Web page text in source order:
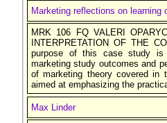
Marketing reflections on learning
MRK 106 FQ VALERI
INTERPRETATION OF THE
purpose of this case study
marketing study outcomes and
of marketing theory covered in
aimed at emphasizing the
Max Linder